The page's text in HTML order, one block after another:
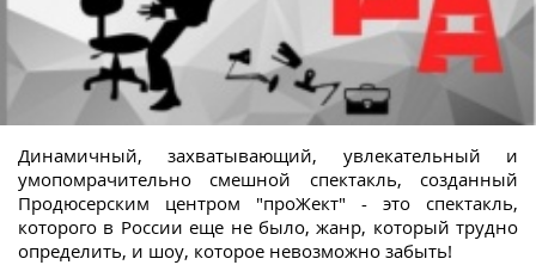
Динамичный, захватывающий, увлекательный и
умопомрачительно смешной спектакль, созданный
Продюсерским центром "проЖект" - это спектакль,
которого в России еще не было, жанр, который трудно
определить, и шоу, которое невозможно забыть!